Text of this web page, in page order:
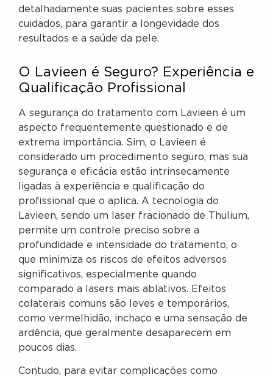
detalhadamente suas pacientes sobre esses
cuidados, para garantir a longevidade dos
resultados e a saúde da pele.
O Lavieen é Seguro? Experiência e
Qualificação Profissional
A segurança do tratamento com Lavieen é um
aspecto frequentemente questionado e de
extrema importância. Sim, o Lavieen é
considerado um procedimento seguro, mas sua
segurança e eficácia estão intrinsecamente
ligadas à experiência e qualificação do
profissional que o aplica. A tecnologia do
Lavieen, sendo um laser fracionado de Thulium,
permite um controle preciso sobre a
profundidade e intensidade do tratamento, o
que minimiza os riscos de efeitos adversos
significativos, especialmente quando
comparado a lasers mais ablativos. Efeitos
colaterais comuns são leves e temporários,
como vermelhidão, inchaço e uma sensação de
ardência, que geralmente desaparecem em
poucos dias.
Contudo, para evitar complicações como